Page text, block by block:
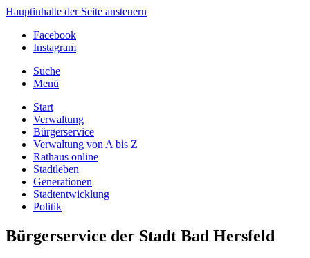
Hauptinhalte der Seite ansteuern
Facebook
Instagram
Suche
Menü
Start
Verwaltung
Bürgerservice
Verwaltung von A bis Z
Rathaus online
Stadtleben
Generationen
Stadtentwicklung
Politik
Bürgerservice der Stadt Bad Hersfeld